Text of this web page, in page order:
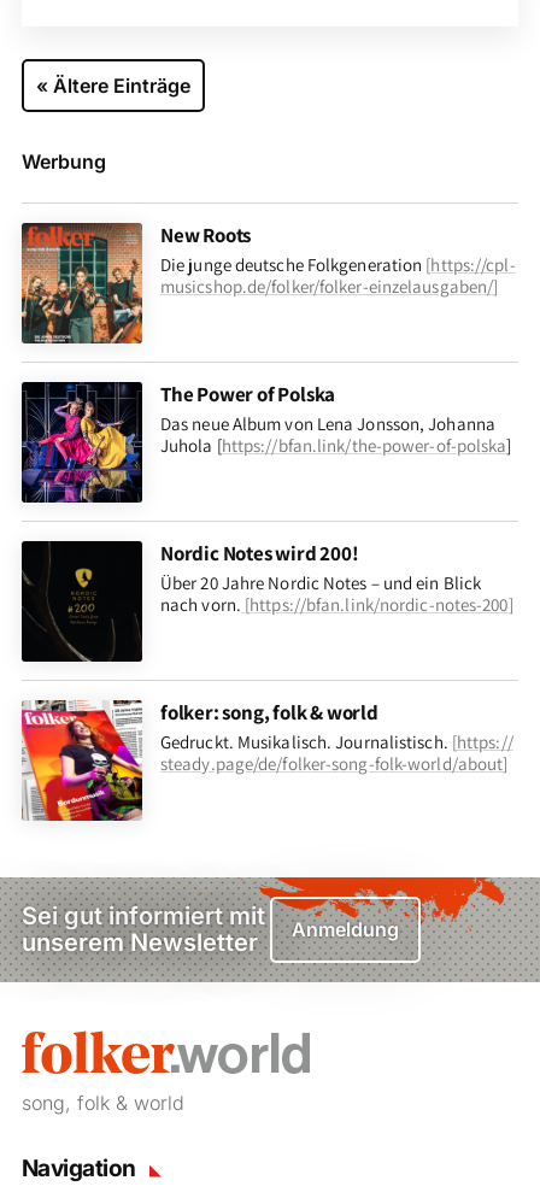
« Ältere Einträge
Werbung
New Roots
Die junge deutsche Folkgeneration [https://cpl-
musicshop.de/folker/folker-einzelausgaben/]
The Power of Polska
Das neue Album von Lena Jonsson, Johanna
Juhola [https://bfan.link/the-power-of-polska]
Nordic Notes wird 200!
Über 20 Jahre Nordic Notes – und ein Blick
nach vorn. [https://bfan.link/nordic-notes-200]
folker: song, folk & world
Gedruckt. Musikalisch. Journalistisch. [https://
steady.page/de/folker-song-folk-world/about]
Sei gut informiert mit
unserem Newsletter
Anmeldung
song, folk & world
Navigation